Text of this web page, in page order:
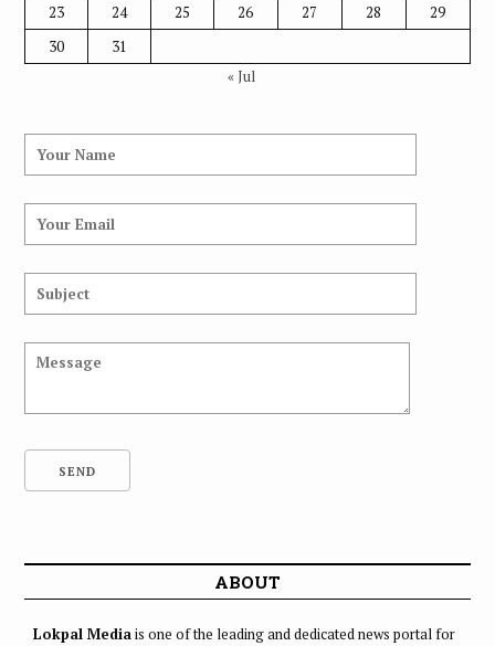
23
24 25 26 27 28
29
30
31
« Jul
ABOUT
Lokpal Mediais one of the leading and dedicated news portal for